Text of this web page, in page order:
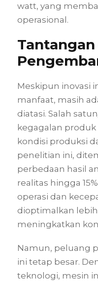
watt, yang
operasional.
Meskipun inovasi
manfaat, masih
diatasi. Salah
kegagalan
kondisi produksi
penelitian ini,
perbedaan hasil
realitas hingga
operasi dan
dioptimalkan
meningkatkan
Namun, peluang
ini tetap besar.
teknologi, mesin